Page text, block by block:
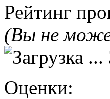
Рейтинг
(Вы не
Оценки: